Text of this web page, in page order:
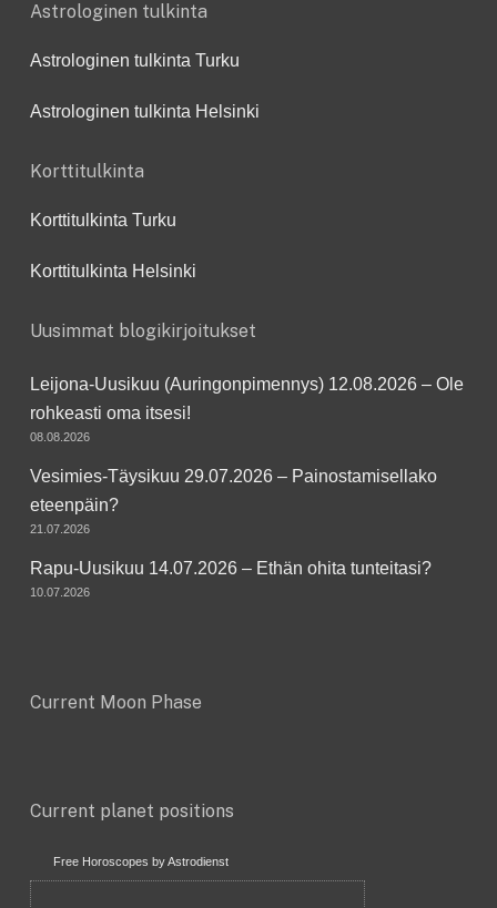
Astrologinen tulkinta
Astrologinen tulkinta Turku
Astrologinen tulkinta Helsinki
Korttitulkinta
Korttitulkinta Turku
Korttitulkinta Helsinki
Uusimmat blogikirjoitukset
Leijona-Uusikuu (Auringonpimennys) 12.08.2026 – Ole
rohkeasti oma itsesi!
08.08.2026
Vesimies-Täysikuu 29.07.2026 – Painostamisellako
eteenpäin?
21.07.2026
Rapu-Uusikuu 14.07.2026 – Ethän ohita tunteitasi?
10.07.2026
Current Moon Phase
Current planet positions
Free Horoscopes by Astrodienst